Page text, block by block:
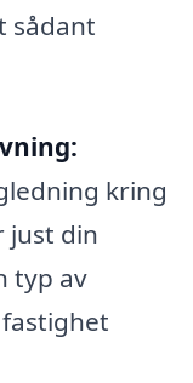
sådant
kring
just din
typ av